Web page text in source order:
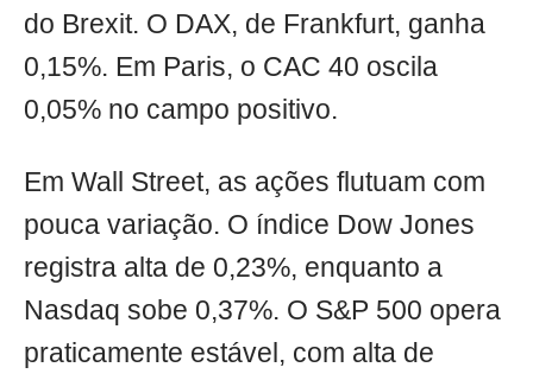
do Brexit. O DAX, de Frankfurt, ganha
0,15%. Em Paris, o CAC 40 oscila
0,05% no campo positivo.
Em Wall Street, as ações flutuam com
pouca variação. O índice Dow Jones
registra alta de 0,23%, enquanto a
Nasdaq sobe 0,37%. O S&P 500 opera
praticamente estável, com alta de